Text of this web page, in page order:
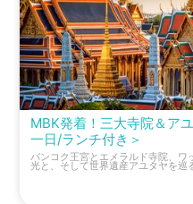
MBK発着！三大寺院＆ア
一日/ランチ付き＞
バンコク王宮とエメラルド寺院、
光と、そして世界遺産アユタヤを巡